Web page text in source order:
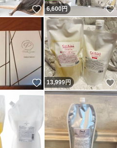
いいね！
6,600円
いいね！
13,999円